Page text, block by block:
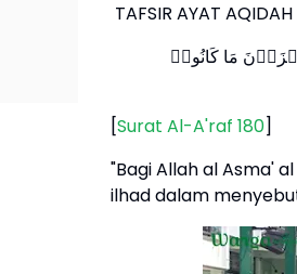
TAFSIR AYAT
مَا كَانُوا۟
[Surat Al-A'raf 180]
"Bagi Allah al Asma'
ilhad dalam